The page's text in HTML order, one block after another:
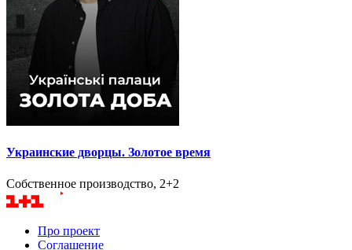
Украинские дворцы. Золотое время
Собственное производство, 2+2
Про проект
Соглашение